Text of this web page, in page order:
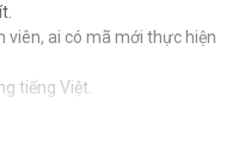
viên, ai có mã mới thực hiện
tiếng Việt.